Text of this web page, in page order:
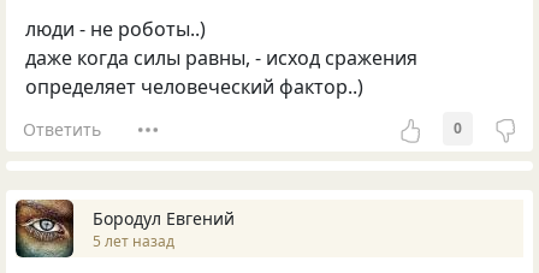
люди - не роботы..)
даже когда силы равны, - исход сражения
определяет человеческий фактор..)
Ответить 0
Бородул Евгений
5 лет назад